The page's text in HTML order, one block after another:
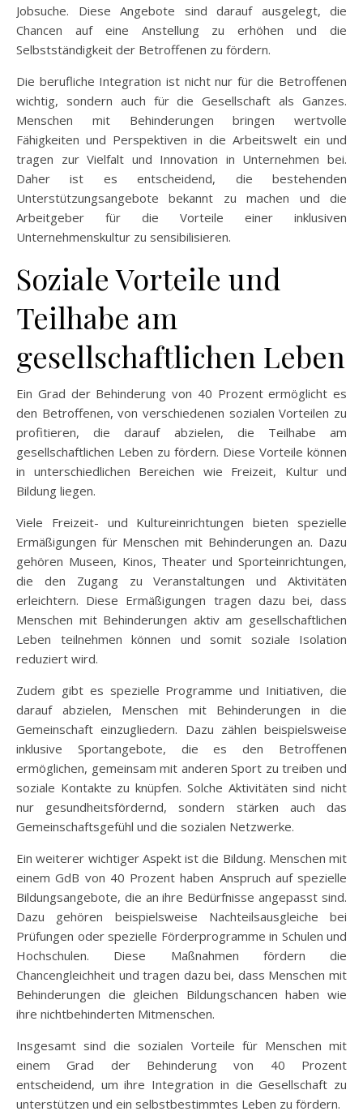
Jobsuche. Diese Angebote sind darauf ausgelegt, die
Chancen auf eine Anstellung zu erhöhen und die
Selbstständigkeit der Betroffenen zu fördern.
Die berufliche Integration ist nicht nur für die Betroffenen
wichtig, sondern auch für die Gesellschaft als Ganzes.
Menschen mit Behinderungen bringen wertvolle
Fähigkeiten und Perspektiven in die Arbeitswelt ein und
tragen zur Vielfalt und Innovation in Unternehmen bei.
Daher ist es entscheidend, die bestehenden
Unterstützungsangebote bekannt zu machen und die
Arbeitgeber für die Vorteile einer inklusiven
Unternehmenskultur zu sensibilisieren.
Soziale Vorteile und
Teilhabe am
gesellschaftlichen Leben
Ein Grad der Behinderung von 40 Prozent ermöglicht es
den Betroffenen, von verschiedenen sozialen Vorteilen zu
profitieren, die darauf abzielen, die Teilhabe am
gesellschaftlichen Leben zu fördern. Diese Vorteile können
in unterschiedlichen Bereichen wie Freizeit, Kultur und
Bildung liegen.
Viele Freizeit- und Kultureinrichtungen bieten spezielle
Ermäßigungen für Menschen mit Behinderungen an. Dazu
gehören Museen, Kinos, Theater und Sporteinrichtungen,
die den Zugang zu Veranstaltungen und Aktivitäten
erleichtern. Diese Ermäßigungen tragen dazu bei, dass
Menschen mit Behinderungen aktiv am gesellschaftlichen
Leben teilnehmen können und somit soziale Isolation
reduziert wird.
Zudem gibt es spezielle Programme und Initiativen, die
darauf abzielen, Menschen mit Behinderungen in die
Gemeinschaft einzugliedern. Dazu zählen beispielsweise
inklusive Sportangebote, die es den Betroffenen
ermöglichen, gemeinsam mit anderen Sport zu treiben und
soziale Kontakte zu knüpfen. Solche Aktivitäten sind nicht
nur gesundheitsfördernd, sondern stärken auch das
Gemeinschaftsgefühl und die sozialen Netzwerke.
Ein weiterer wichtiger Aspekt ist die Bildung. Menschen mit
einem GdB von 40 Prozent haben Anspruch auf spezielle
Bildungsangebote, die an ihre Bedürfnisse angepasst sind.
Dazu gehören beispielsweise Nachteilsausgleiche bei
Prüfungen oder spezielle Förderprogramme in Schulen und
Hochschulen. Diese Maßnahmen fördern die
Chancengleichheit und tragen dazu bei, dass Menschen mit
Behinderungen die gleichen Bildungschancen haben wie
ihre nichtbehinderten Mitmenschen.
Insgesamt sind die sozialen Vorteile für Menschen mit
einem Grad der Behinderung von 40 Prozent
entscheidend, um ihre Integration in die Gesellschaft zu
unterstützen und ein selbstbestimmtes Leben zu fördern.